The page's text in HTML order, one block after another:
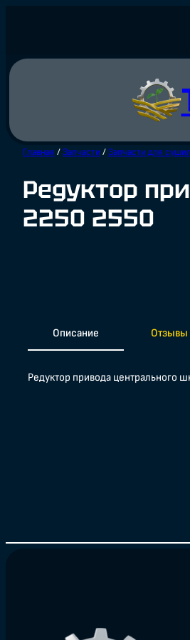
Главная /Запчасти /Запчасти для
Редуктор
2250 2550
Описание Отзывы
Редуктор привода центрального